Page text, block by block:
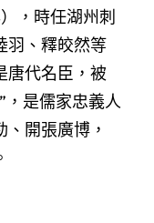
，時任湖州刺
羽、釋皎然等
唐代名臣，被
，是儒家忠義人
開張廣博，